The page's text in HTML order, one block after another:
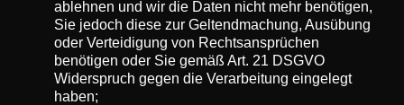
ablehnen und wir die Daten nicht mehr benötigen,
Sie jedoch diese zur Geltendmachung, Ausübung
oder Verteidigung von Rechtsansprüchen
benötigen oder Sie gemäß Art. 21 DSGVO
Widerspruch gegen die Verarbeitung eingelegt
haben;